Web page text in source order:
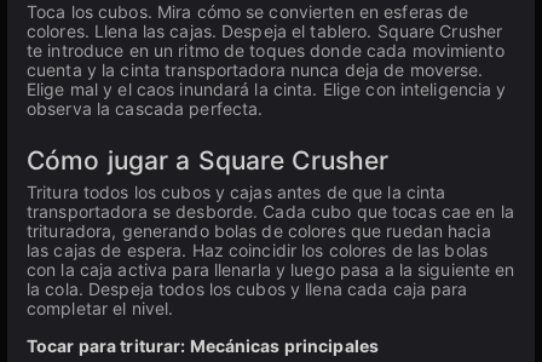
Toca los cubos. Mira cómo se convierten en esferas de
colores. Llena las cajas. Despeja el tablero. Square Crusher
te introduce en un ritmo de toques donde cada movimiento
cuenta y la cinta transportadora nunca deja de moverse.
Elige mal y el caos inundará la cinta. Elige con inteligencia y
observa la cascada perfecta.
Cómo jugar a Square Crusher
Tritura todos los cubos y cajas antes de que la cinta
transportadora se desborde. Cada cubo que tocas cae en la
trituradora, generando bolas de colores que ruedan hacia
las cajas de espera. Haz coincidir los colores de las bolas
con la caja activa para llenarla y luego pasa a la siguiente en
la cola. Despeja todos los cubos y llena cada caja para
completar el nivel.
Tocar para triturar: Mecánicas principales